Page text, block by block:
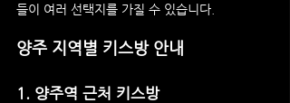
들이 여러 선택지를 가질 수 있습니다.
양주 지역별 키스방 안내
1. 양주역 근처 키스방